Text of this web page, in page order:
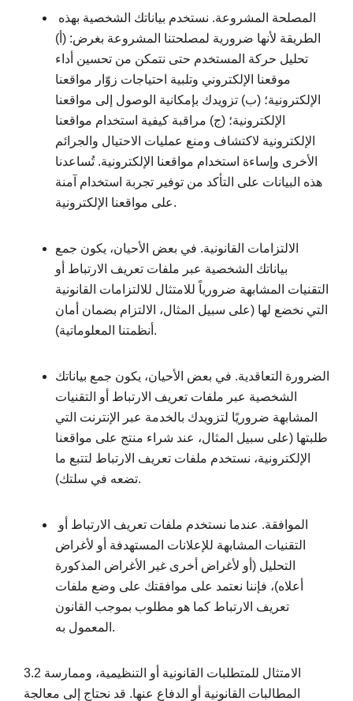
الطريقة لأنها ضرورية لمصلحتنا المشروعة بغرض: (أ)
تحليل حركة المستخدم حتى نتمكن من تحسين أداء
موقعنا الإلكتروني وتلبية احتياجات زوّار مواقعنا
الإلكترونية؛ (ب) تزويدك بإمكانية الوصول إلى مواقعنا
الإلكترونية؛ (ج) مراقبة كيفية استخدام مواقعنا
الإلكترونية لاكتشاف ومنع عمليات الاحتيال والجرائم
الأخرى وإساءة استخدام مواقعنا الإلكترونية. تُساعدنا
هذه البيانات على التأكد من توفير تجربة استخدام آمنة
على مواقعنا الإلكترونية.
الالتزامات القانونية. في بعض الأحيان، يكون جمع
بياناتك الشخصية عبر ملفات تعريف الارتباط أو
التقنيات المشابهة ضرورياً للامتثال للالتزامات القانونية
التي نخضع لها (على سبيل المثال، الالتزام بضمان أمان
أنظمتنا المعلوماتية).
الضرورة التعاقدية. في بعض الأحيان، يكون جمع بياناتك
الشخصية عبر ملفات تعريف الارتباط أو التقنيات
المشابهة ضروريًا لتزويدك بالخدمة عبر الإنترنت التي
طلبتها (على سبيل المثال، عند شراء منتج على مواقعنا
الإلكترونية، نستخدم ملفات تعريف الارتباط لتتبع ما
تضعه في سلتك).
التقنيات المشابهة للإعلانات المستهدفة أو لأغراض
التحليل (أو لأغراض أخرى غير الأغراض المذكورة
أعلاه)، فإننا نعتمد على موافقتك على وضع ملفات
تعريف الارتباط كما هو مطلوب بموجب القانون
المعمول به.
3.2 الامتثال للمتطلبات القانونية أو التنظيمية، وممارسة
المطالبات القانونية أو الدفاع عنها. قد نحتاج إلى معالجة